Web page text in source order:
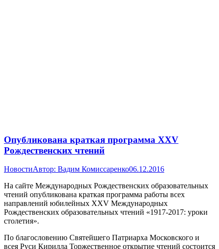
Опубликована краткая программа XXV
Рождественских чтений
НовостиАвтор: Вадим Комиссаренко06.12.2016
На сайте Международных Рождественских образовательных
чтений опубликована краткая программа работы всех
направлений юбилейных XXV Международных
Рождественских образовательных чтений «1917-2017: уроки
столетия».
По благословению Святейшего Патриарха Московского и
всея Руси Кирилла Торжественное открытие чтений состоится